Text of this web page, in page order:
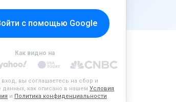
с помощью Google
Как видно на
вы соглашаетесь на сбор и
данных, как описано в нашем Условия
и Политика конфиденциальности